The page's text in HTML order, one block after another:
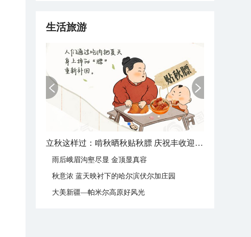
生活旅游
立秋这样过：啃秋晒秋贴秋膘 庆祝丰收迎秋来
雨后峨眉沟壑尽显 金顶显真容
秋意浓 蓝天映衬下的哈尔滨伏尔加庄园
大美新疆—帕米尔高原好风光